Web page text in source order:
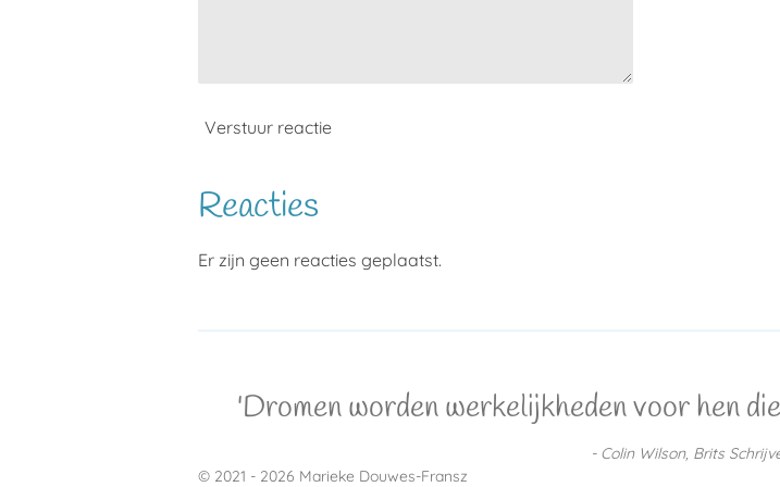
Verstuur reactie
Reacties
Er zijn geen reacties geplaatst.
'Dromen worden werkelijkheden voor hen
- Colin Wilson, Brits
© 2021 - 2026 Marieke Douwes-Fransz